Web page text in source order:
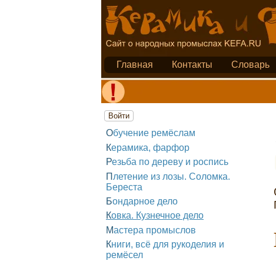
Главная Контакты Словарь
Войти
Обучение ремёслам
Керамика, фарфор
Резьба по дереву и роспись
Плетение из лозы. Соломка.
Береста
Бондарное дело
Ковка. Кузнечное дело
Мастера промыслов
Книги, всё для рукоделия и
ремёсел